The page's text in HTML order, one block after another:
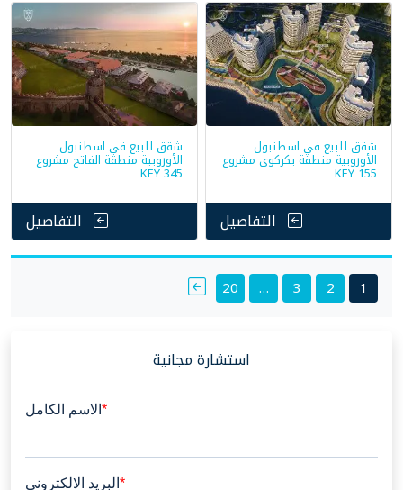
شقق للبيع في اسطنبول
الأوروبية منطقة بكركوي مشروع
KEY 155
التفاصيل
شقق للبيع في اسطنبول
الأوروبية منطقة الفاتح مشروع
KEY 345
التفاصيل
Posts
pagination
1
2
3
…
20
استشارة مجانية